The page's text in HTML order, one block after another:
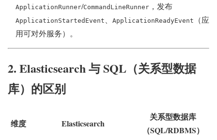
ApplicationRunner/CommandLineRunner ，发布
ApplicationStartedEvent ApplicationReadyEvent
（应
用可对外服务）。
2. Elasticsearch 与 SQL（关系型数据
库）的区别
维度 Elasticsearch
关系型数据库
（SQL/RDBMS）